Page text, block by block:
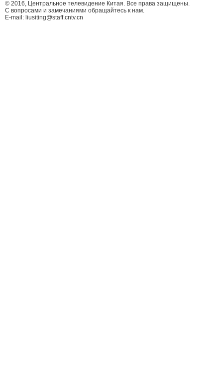
© 2016, Центральное телевидение Китая. Все права защищены.
С вопросами и замечаниями обращайтесь к нам.
E-mail: liusiting@staff.cntv.cn